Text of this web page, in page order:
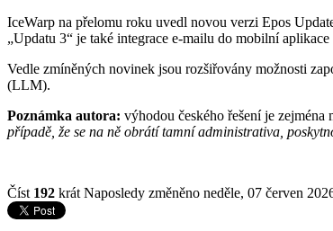
IceWarp na přelomu roku uvedl novou verzi Epos
„Updatu 3“ je také integrace e-mailu do mobilní
Vedle zmíněných novinek jsou rozšiřovány možnosti
(LLM).
Poznámka autora: výhodou českého řešení je
případě, že se na ně obrátí tamní administrativa,
Číst 192 krát Naposledy změněno neděle, 07 červen